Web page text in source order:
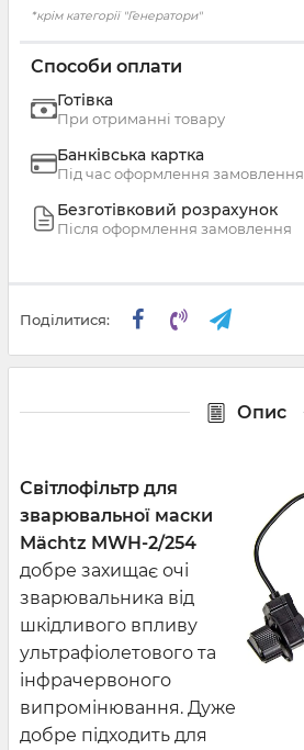
*крім категорії "Генератори"
Способи оплати
Готівка
При отриманні товару
Банківська картка
Під час оформлення замовлення
Безготівковий розрахунок
Після оформлення замовлення
Поділитися:
Опис
Світлофільтр для
зварювальної маски
Mächtz MWH-2/254
добре захищає очі
зварювальника від
шкідливого впливу
ультрафіолетового та
інфрачервоного
випромінювання. Дуже
добре підходить для